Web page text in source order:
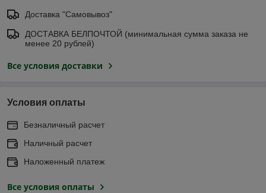
Доставка "Самовывоз"
ДОСТАВКА БЕЛПОЧТОЙ (минимальная сумма заказа не
менее 20 рублей)
Все условия доставки
Условия оплаты
Безналичный расчет
Наличный расчет
Наложенный платеж
Все условия оплаты